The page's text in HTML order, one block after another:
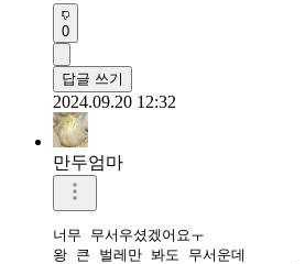
0
답글 쓰기
2024.09.20 12:32
만두엄마
너무 무서우셨겠어요ㅜ
왕 큰 벌레만 봐도 무서운데